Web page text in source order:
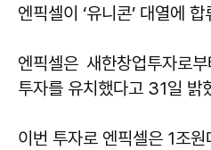
엔픽셀이 ‘유니콘’ 대열에 합
엔픽셀은 새한창업투자로
투자를 유치했다고 31일 밝
이번 투자로 엔픽셀은 1조